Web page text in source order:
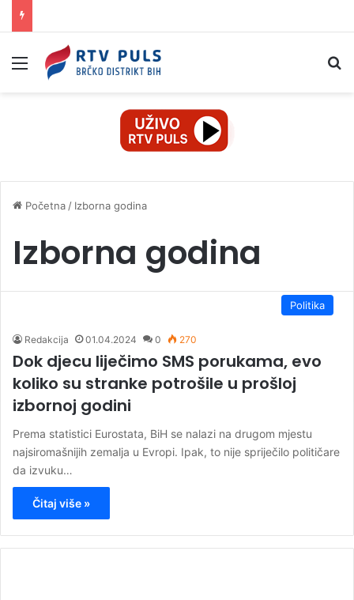
Izbornik
Početna / Izborna godina
Izborna godina
Politika
Redakcija 01.04.2024 0 270
Dok djecu liječimo SMS porukama, evo
koliko su stranke potrošile u prošloj
izbornoj godini
Prema statistici Eurostata, BiH se nalazi na drugom mjestu
najsiromašnijih zemalja u Evropi. Ipak, to nije spriječilo političare
da izvuku…
Čitaj više »